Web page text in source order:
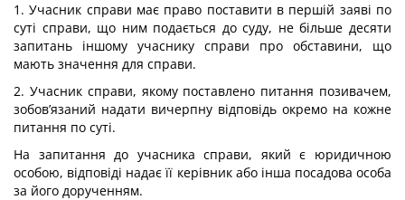
1. Учасник справи має право поставити в першій заяві по
суті справи, що ним подається до суду, не більше десяти
запитань іншому учаснику справи про обставини, що
мають значення для справи.
2. Учасник справи, якому поставлено питання позивачем,
зобов’язаний надати вичерпну відповідь окремо на кожне
питання по суті.
На запитання до учасника справи, який є юридичною
особою, відповіді надає її керівник або інша посадова особа
за його дорученням.